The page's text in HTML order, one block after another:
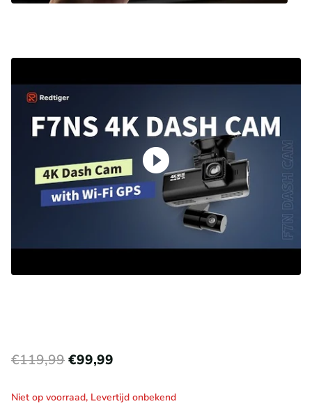
€119,99€99,99
Niet op voorraad, Levertijd onbekend